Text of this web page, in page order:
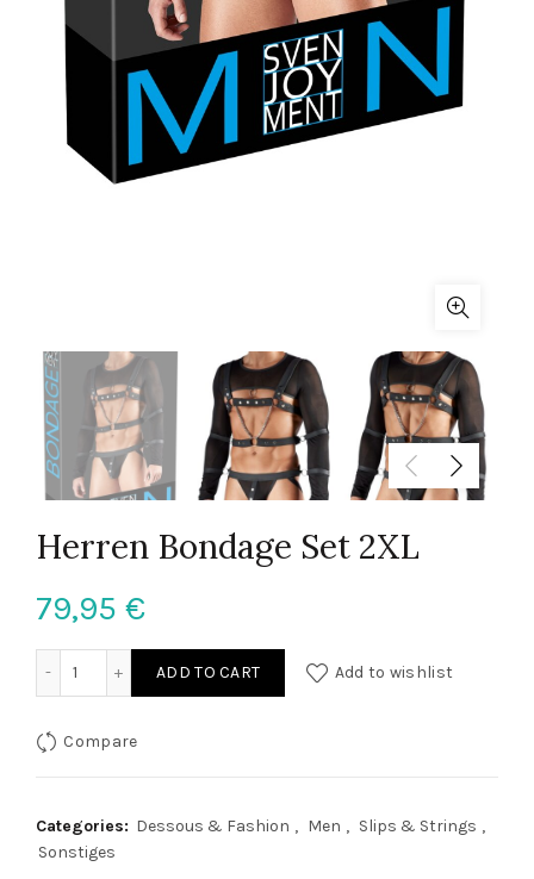
Herren Bondage Set 2XL
79,95 €
Herren Bondage Set 2XL quantity
ADD TO CART Add to wishlist
Compare
Categories: Dessous & Fashion , Men , Slips & Strings ,
Sonstiges